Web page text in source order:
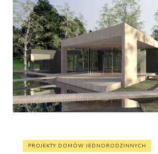
PROJEKTY DOMÓW JEDNORODZINNYCH